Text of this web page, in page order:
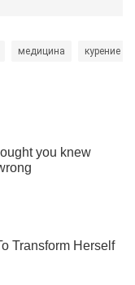
медицина курение